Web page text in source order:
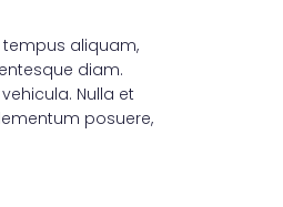
tempus aliquam,
diam.
Nulla et
posuere,